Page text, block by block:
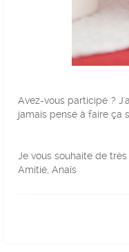
Avez-vous participé ?
jamais pensé à faire ça
Je vous souhaite de
Amitié, Anaïs